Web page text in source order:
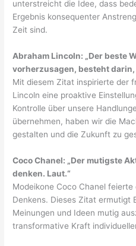
unterstreicht die Idee, dass
Ergebnis konsequenter
Zeit sind.
Abraham Lincoln: „Der beste
vorherzusagen, besteht darin,
Mit diesem Zitat inspirierte der
Lincoln eine proaktive
Kontrolle über unsere
übernehmen, haben wir die
gestalten und die Zukunft zu
Coco Chanel: „Der mutigste
denken. Laut.“
Modeikone Coco Chanel
Denkens. Dieses Zitat ermutigt
Meinungen und Ideen mutig
transformative Kraft